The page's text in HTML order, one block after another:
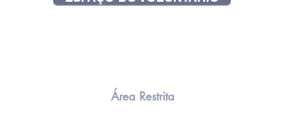
Área Restrita